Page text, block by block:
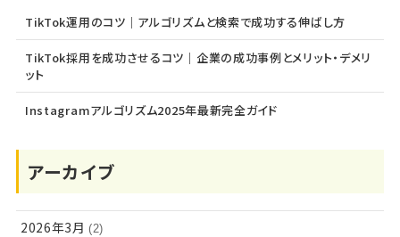
TikTok運用のコツ｜アルゴリズムと検索で成功する伸ばし方
TikTok採用を成功させるコツ｜企業の成功事例とメリット・デメリ
ット
Instagramアルゴリズム2025年最新完全ガイド
アーカイブ
2026年3月 (2)